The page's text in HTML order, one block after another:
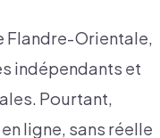
Flandre-Orientale,
indépendants et
Pourtant,
ligne, sans réelle